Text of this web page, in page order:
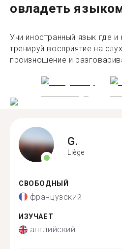
овладеть
Учи иностранный язык где и
тренируй восприятие на
произношение и
G.
Liège
СВОБОДНЫЙ
французский
ИЗУЧАЕТ
английский